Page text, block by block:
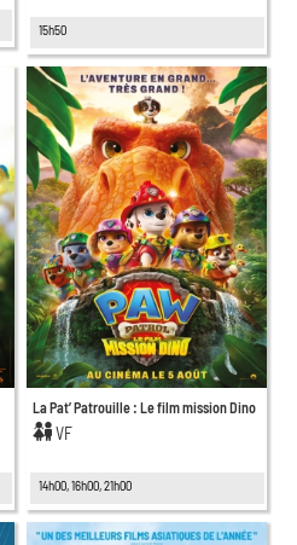
15h50
La Pat’ Patrouille : Le film mission Dino
VF
14h00, 16h00, 21h00